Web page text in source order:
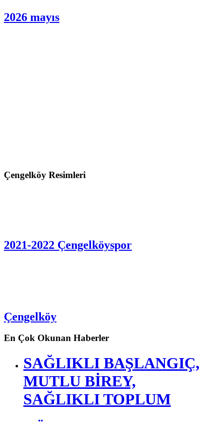
2026 mayıs
Çengelköy Resimleri
2021-2022 Çengelköyspor
Çengelköy
En Çok Okunan Haberler
SAĞLIKLI BAŞLANGIÇ,
MUTLU BİREY,
SAĞLIKLI TOPLUM